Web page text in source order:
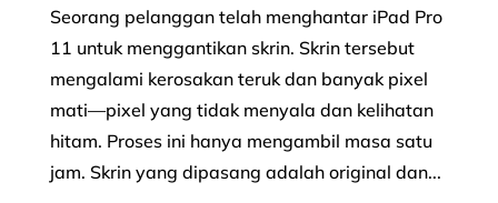
Seorang pelanggan telah menghantar iPad Pro
11 untuk menggantikan skrin. Skrin tersebut
mengalami kerosakan teruk dan banyak pixel
mati—pixel yang tidak menyala dan kelihatan
hitam. Proses ini hanya mengambil masa satu
jam. Skrin yang dipasang adalah original dan...